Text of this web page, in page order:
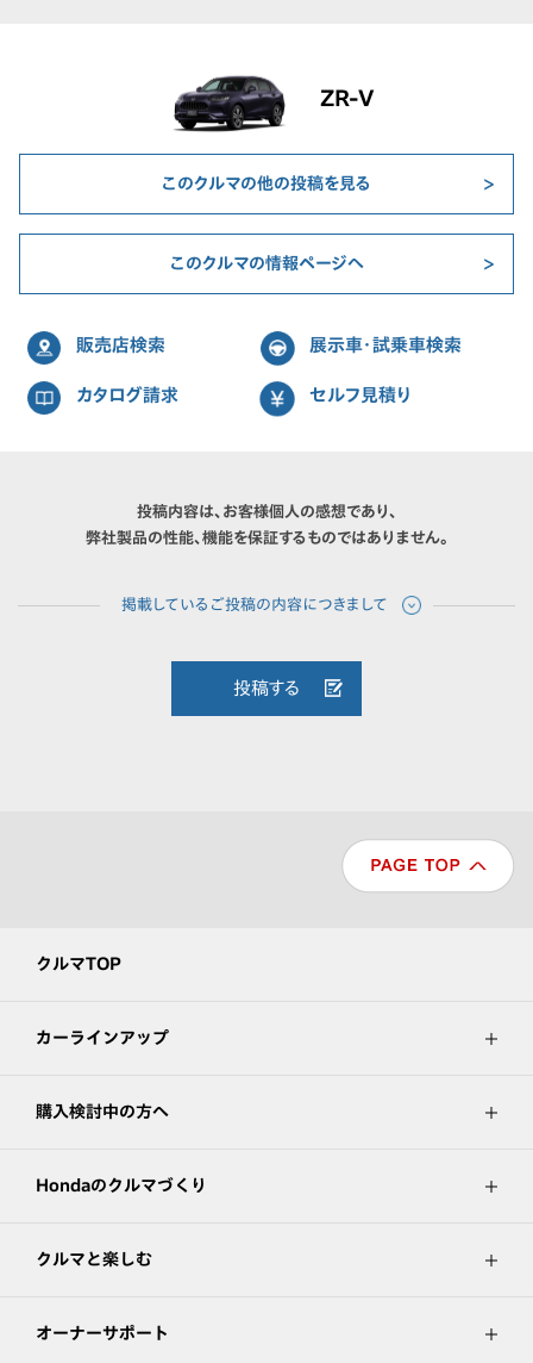
ZR-V
このクルマの他の投稿を見る
このクルマの情報ページへ
販売店検索 展示車・試乗車検索
カタログ請求 セルフ見積り
投稿内容は、お客様個人の感想であり、
弊社製品の性能、機能を保証するものではありません。
投稿する
クルマTOP
カーラインアップ
購入検討中の方へ
Hondaのクルマづくり
クルマと楽しむ
オーナーサポート